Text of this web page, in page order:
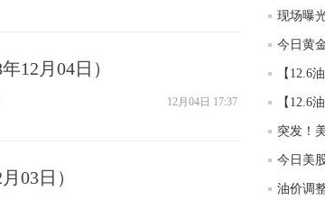
12月04日）
12月04日 17:37
03日）